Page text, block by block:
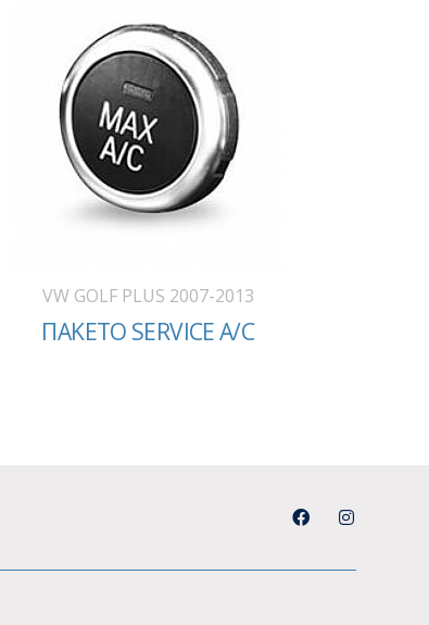
VW GOLF PLUS 2007-2013
ΠΑΚΕΤΟ SERVICE A/C